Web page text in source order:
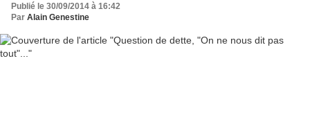
Publié le 30/09/2014 à 16:42
Par Alain Genestine